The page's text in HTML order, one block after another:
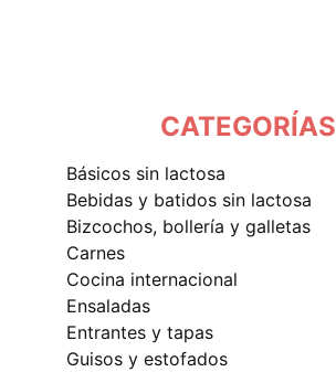
CATEGORÍAS
básicos sin lactosa
bebidas y batidos sin lactosa
bizcochos, bollería y galletas
carnes
cocina internacional
ensaladas
entrantes y tapas
guisos y estofados